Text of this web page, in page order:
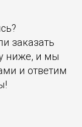
заказать
ниже, и мы
и ответим